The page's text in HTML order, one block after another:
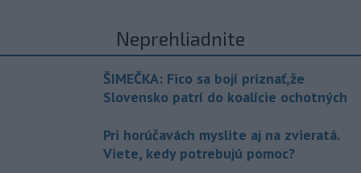
Neprehliadnite
ŠIMEČKA: Fico sa bojí priznať,že
Slovensko patrí do koalície ochotných
Pri horúčavách myslite aj na zvieratá.
Viete, kedy potrebujú pomoc?